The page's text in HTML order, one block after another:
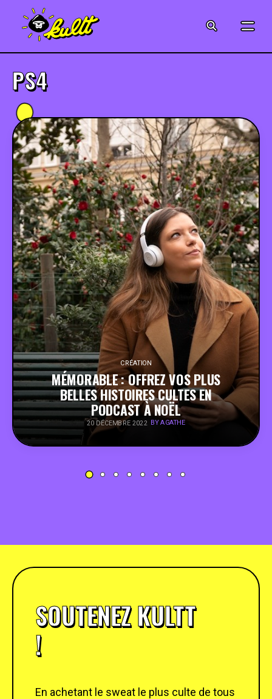
MUSIQUE
CRÉATION
ART
JEUX-VIDÉO
VINTAGE
PEOPLE
FOOD
BONS PLANS
SOUTENEZ KULTT
PS4
CRÉATION
MÉMORABLE : OFFREZ VOS PLUS
BELLES HISTOIRES CULTES EN
PODCAST À NOËL
20 DÉCEMBRE 2022 BY AGATHE
SOUTENEZ KULTT
!
En achetant le sweat le plus culte de tous